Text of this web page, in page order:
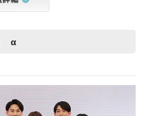
α